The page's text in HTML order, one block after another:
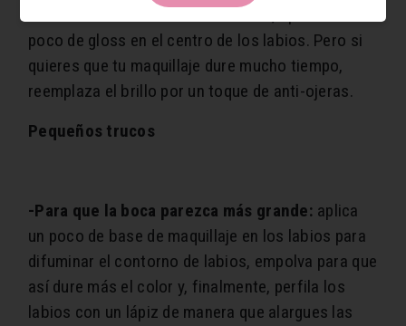
poco de gloss en el centro de los labios. Pero si
quieres que tu maquillaje dure mucho tiempo,
reemplaza el brillo por un toque de anti-ojeras.
Pequeños trucos
-Para que la boca parezca más grande: aplica
un poco de base de maquillaje en los labios para
difuminar el contorno de labios, empolva para que
así dure más el color y, finalmente, perfila los
labios con un lápiz de manera que alargues las